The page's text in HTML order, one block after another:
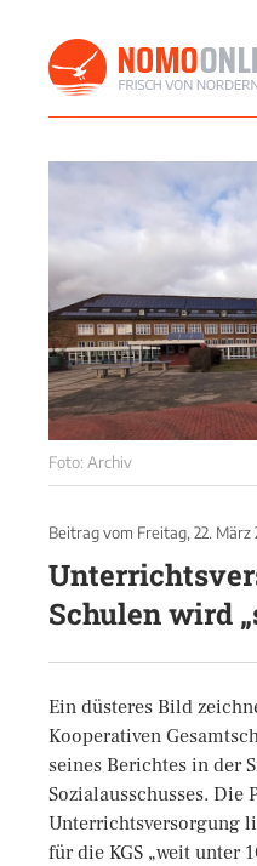
Foto: Archiv
Beitrag vom Freitag, 22. März
Schulen wird
Ein düsteres Bild
Kooperativen
seines Berichtes in der
Sozialausschusses. Die
Unterrichtsversorgung
für die KGS „weit unter